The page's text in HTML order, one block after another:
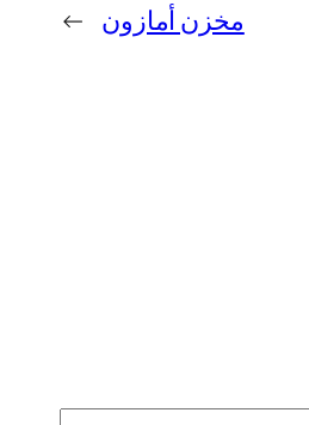
مخزن أمازون →